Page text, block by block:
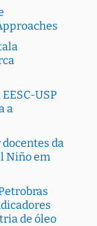
USP
a
docentes da
Niño em
de óleo